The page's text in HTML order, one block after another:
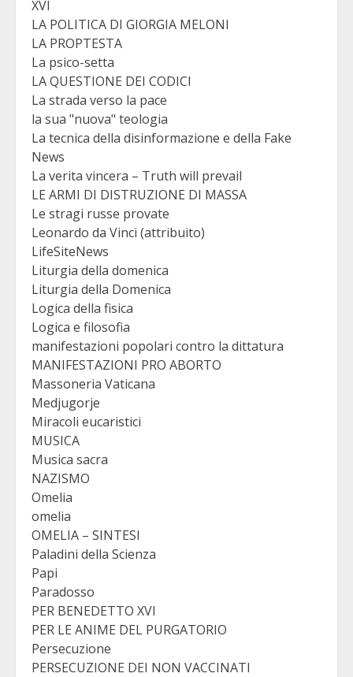
XVI
LA POLITICA DI GIORGIA MELONI
LA PROPTESTA
La psico-setta
LA QUESTIONE DEI CODICI
La strada verso la pace
la sua "nuova" teologia
La tecnica della disinformazione e della Fake
News
La verita vincera – Truth will prevail
LE ARMI DI DISTRUZIONE DI MASSA
Le stragi russe provate
Leonardo da Vinci (attribuito)
LifeSiteNews
Liturgia della domenica
Liturgia della Domenica
Logica della fisica
Logica e filosofia
manifestazioni popolari contro la dittatura
MANIFESTAZIONI PRO ABORTO
Massoneria Vaticana
Medjugorje
Miracoli eucaristici
MUSICA
Musica sacra
NAZISMO
Omelia
omelia
OMELIA – SINTESI
Paladini della Scienza
Papi
Paradosso
PER BENEDETTO XVI
PER LE ANIME DEL PURGATORIO
Persecuzione
PERSECUZIONE DEI NON VACCINATI